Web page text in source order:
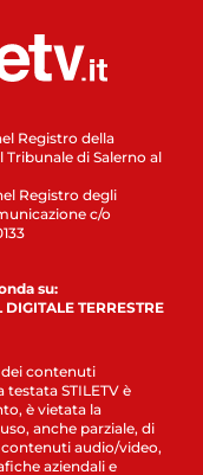
Registro della
Tribunale di Salerno al
Registro degli
c/o
su:
TERRESTRE
contenuti
STILETV è
è vietata la
anche parziale, di
audio/video,
aziendali e